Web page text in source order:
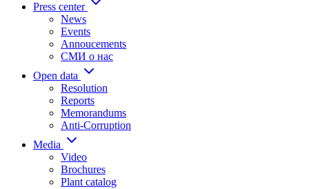
Press center
News
Events
Annoucements
СМИ о нас
Open data
Resolution
Reports
Memorandums
Anti-Corruption
Media
Video
Brochures
Plant catalog